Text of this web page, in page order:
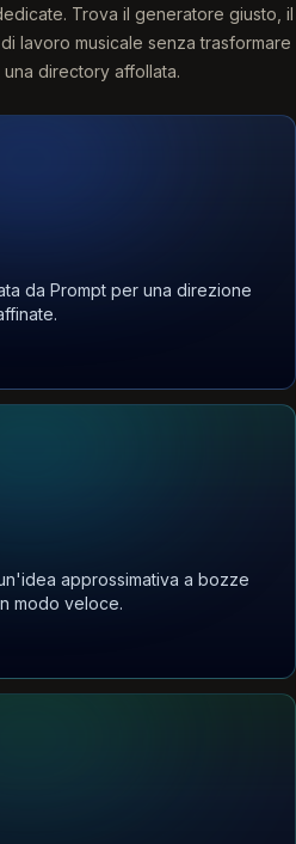
Trova il generatore giusto, il
lavoro musicale senza trasformare
directory affollata.
da Prompt per una direzione
approssimativa a bozze
modo veloce.